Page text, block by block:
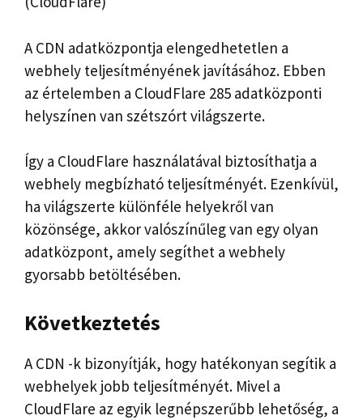
A CDN adatközpontja elengedhetetlen a
webhely teljesítményének javításához. Ebben
az értelemben a CloudFlare 285 adatközponti
helyszínen van szétszórt világszerte.
Így a CloudFlare használatával biztosíthatja a
webhely megbízható teljesítményét. Ezenkívül,
ha világszerte különféle helyekről van
közönsége, akkor valószínűleg van egy olyan
adatközpont, amely segíthet a webhely
gyorsabb betöltésében.
Következtetés
A CDN -k bizonyítják, hogy hatékonyan segítik a
webhelyek jobb teljesítményét. Mivel a
CloudFlare az egyik legnépszerűbb lehetőség, a